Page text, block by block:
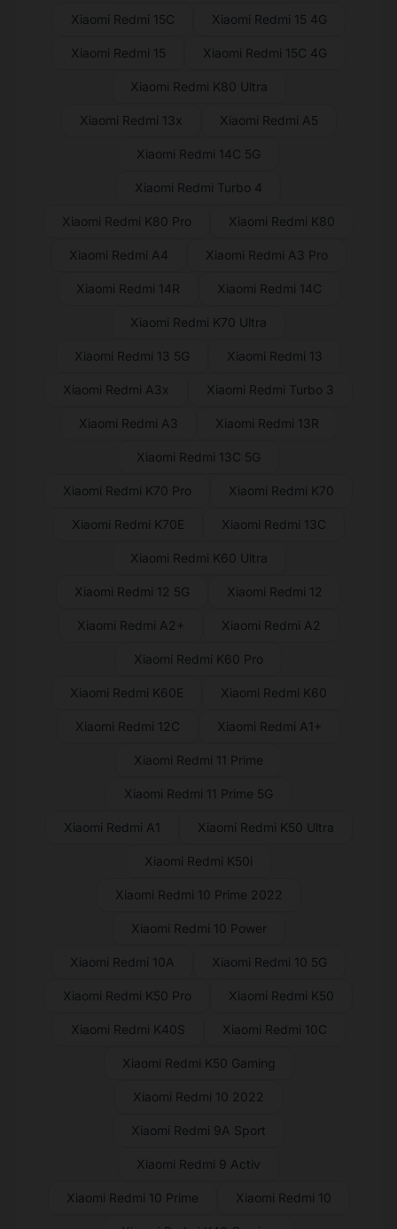
Xiaomi Redmi 15C Xiaomi Redmi 15 4G
Xiaomi Redmi 15 Xiaomi Redmi 15C 4G
Xiaomi Redmi K80 Ultra
Xiaomi Redmi 13x Xiaomi Redmi A5
Xiaomi Redmi 14C 5G
Xiaomi Redmi Turbo 4
Xiaomi Redmi K80 Pro Xiaomi Redmi K80
Xiaomi Redmi A4 Xiaomi Redmi A3 Pro
Xiaomi Redmi 14R Xiaomi Redmi 14C
Xiaomi Redmi K70 Ultra
Xiaomi Redmi 13 5G Xiaomi Redmi 13
Xiaomi Redmi A3x Xiaomi Redmi Turbo 3
Xiaomi Redmi A3 Xiaomi Redmi 13R
Xiaomi Redmi 13C 5G
Xiaomi Redmi K70 Pro Xiaomi Redmi K70
Xiaomi Redmi K70E Xiaomi Redmi 13C
Xiaomi Redmi K60 Ultra
Xiaomi Redmi 12 5G Xiaomi Redmi 12
Xiaomi Redmi A2+ Xiaomi Redmi A2
Xiaomi Redmi K60 Pro
Xiaomi Redmi K60E Xiaomi Redmi K60
Xiaomi Redmi 12C Xiaomi Redmi A1+
Xiaomi Redmi 11 Prime
Xiaomi Redmi 11 Prime 5G
Xiaomi Redmi A1 Xiaomi Redmi K50 Ultra
Xiaomi Redmi K50i
Xiaomi Redmi 10 Prime 2022
Xiaomi Redmi 10 Power
Xiaomi Redmi 10A Xiaomi Redmi 10 5G
Xiaomi Redmi K50 Pro Xiaomi Redmi K50
Xiaomi Redmi K40S Xiaomi Redmi 10C
Xiaomi Redmi K50 Gaming
Xiaomi Redmi 10 2022
Xiaomi Redmi 9A Sport
Xiaomi Redmi 9 Activ
Xiaomi Redmi 10 Prime Xiaomi Redmi 10